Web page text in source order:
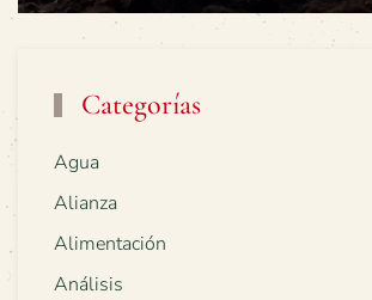
Categorías
Agua
Alianza
Alimentación
Análisis